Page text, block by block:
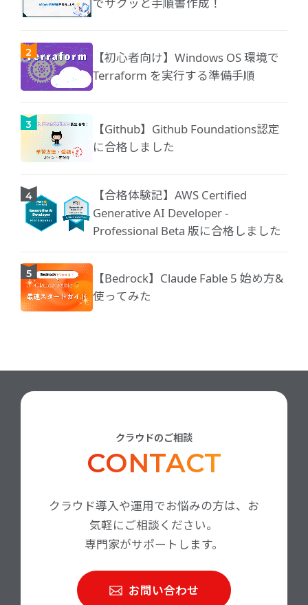
でサクッと手順書作成！
【初心者向け】Windows OS 環境で
Terraform を実行する準備手順
【Github】Github Foundations認定
に合格しました
【合格体験記】AWS Certified
Generative AI Developer -
Professional Beta 版に合格しました
【Bedrock】Claude Fable 5 始め方&
使ってみた
クラウドのご相談
CONTACT
クラウド導入や運用でお悩みの方は、お
気軽にご相談ください。
専門家がサポートします。
お問い合わせ